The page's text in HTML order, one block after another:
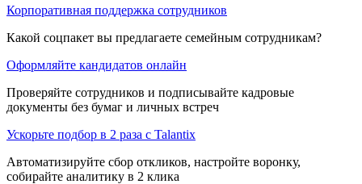
Корпоративная поддержка сотрудников
Какой соцпакет вы предлагаете семейным сотрудникам?
Оформляйте кандидатов онлайн
Проверяйте сотрудников и подписывайте кадровые
документы без бумаг и личных встреч
Ускорьте подбор в 2 раза с Talantix
Автоматизируйте сбор откликов, настройте воронку,
собирайте аналитику в 2 клика